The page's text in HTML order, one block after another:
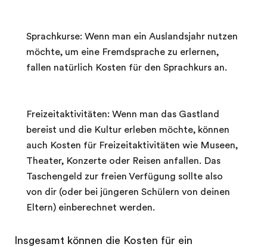
Sprachkurse: Wenn man ein Auslandsjahr nutzen
möchte, um eine Fremdsprache zu erlernen,
fallen natürlich Kosten für den Sprachkurs an.
Freizeitaktivitäten: Wenn man das Gastland
bereist und die Kultur erleben möchte, können
auch Kosten für Freizeitaktivitäten wie Museen,
Theater, Konzerte oder Reisen anfallen. Das
Taschengeld zur freien Verfügung sollte also
von dir (oder bei jüngeren Schülern von deinen
Eltern) einberechnet werden.
Insgesamt können die Kosten für ein